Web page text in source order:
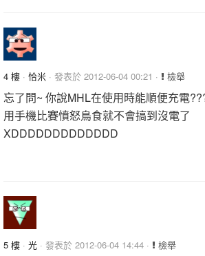
4 樓 · 恰米 · 發表於 2012-06-04 00:21 · 檢舉
忘了問~ 你說MHL在使用時能順便充電
用手機比賽憤怒鳥食就不會搞到沒電了
XDDDDDDDDDDDDD
5 樓 · 光 · 發表於 2012-06-04 14:44 · 檢舉